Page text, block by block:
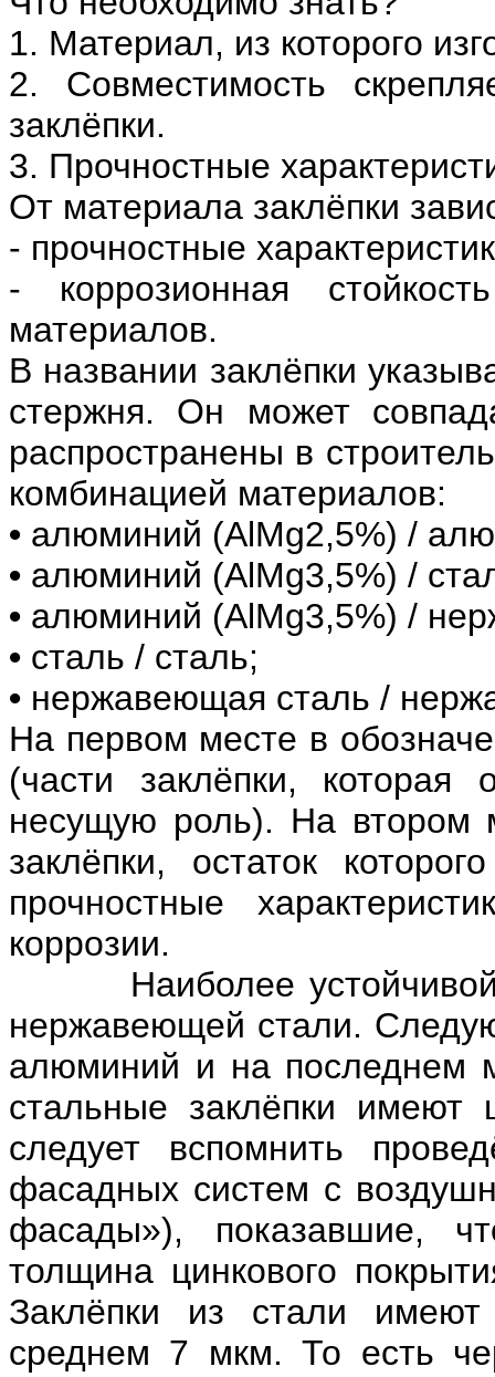
1. Материал, из которого
2. Совместимость
заклёпки.
3. Прочностные
От материала заклёпки
- прочностные
- коррозионная
материалов.
В названии заклёпки
стержня. Он может
распространены в
комбинацией материалов:
• алюминий (AlMg2,5%) /
• алюминий (AlMg3,5%) /
• алюминий (AlMg3,5%) /
• сталь / сталь;
• нержавеющая сталь /
На первом месте в
(части заклёпки, которая
несущую роль). На втором
заклёпки, остаток
прочностные
коррозии.
Наиболее устойчивой к
нержавеющей стали.
алюминий и на последнем
стальные заклёпки имеют
следует вспомнить
фасадных систем с
фасады»), показавшие,
толщина цинкового
Заклёпки из стали
среднем 7 мкм. То есть